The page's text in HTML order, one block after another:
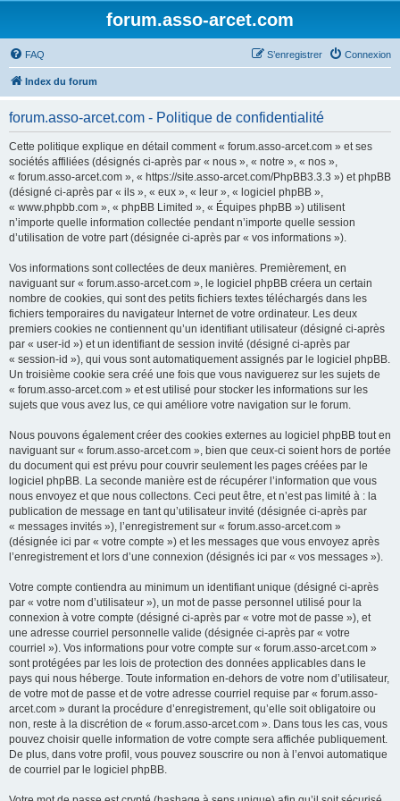
forum.asso-arcet.com
FAQ Connexion
S’enregistrer
Index du forum
forum.asso-arcet.com - Politique de confidentialité
Cette politique explique en détail comment « forum.asso-arcet.com » et ses
sociétés affiliées (désignés ci-après par « nous », « notre », « nos »,
« forum.asso-arcet.com », « https://site.asso-arcet.com/PhpBB3.3.3 ») et phpBB
(désigné ci-après par « ils », « eux », « leur », « logiciel phpBB »,
« www.phpbb.com », « phpBB Limited », « Équipes phpBB ») utilisent
n’importe quelle information collectée pendant n’importe quelle session
d’utilisation de votre part (désignée ci-après par « vos informations »).
Vos informations sont collectées de deux manières. Premièrement, en
naviguant sur « forum.asso-arcet.com », le logiciel phpBB créera un certain
nombre de cookies, qui sont des petits fichiers textes téléchargés dans les
fichiers temporaires du navigateur Internet de votre ordinateur. Les deux
premiers cookies ne contiennent qu’un identifiant utilisateur (désigné ci-après
par « user-id ») et un identifiant de session invité (désigné ci-après par
« session-id »), qui vous sont automatiquement assignés par le logiciel phpBB.
Un troisième cookie sera créé une fois que vous naviguerez sur les sujets de
« forum.asso-arcet.com » et est utilisé pour stocker les informations sur les
sujets que vous avez lus, ce qui améliore votre navigation sur le forum.
Nous pouvons également créer des cookies externes au logiciel phpBB tout en
naviguant sur « forum.asso-arcet.com », bien que ceux-ci soient hors de portée
du document qui est prévu pour couvrir seulement les pages créées par le
logiciel phpBB. La seconde manière est de récupérer l’information que vous
nous envoyez et que nous collectons. Ceci peut être, et n’est pas limité à : la
publication de message en tant qu’utilisateur invité (désignée ci-après par
« messages invités »), l’enregistrement sur « forum.asso-arcet.com »
(désignée ici par « votre compte ») et les messages que vous envoyez après
l’enregistrement et lors d’une connexion (désignés ici par « vos messages »).
Votre compte contiendra au minimum un identifiant unique (désigné ci-après
par « votre nom d’utilisateur »), un mot de passe personnel utilisé pour la
connexion à votre compte (désigné ci-après par « votre mot de passe »), et
une adresse courriel personnelle valide (désignée ci-après par « votre
courriel »). Vos informations pour votre compte sur « forum.asso-arcet.com »
sont protégées par les lois de protection des données applicables dans le
pays qui nous héberge. Toute information en-dehors de votre nom d’utilisateur,
de votre mot de passe et de votre adresse courriel requise par « forum.asso-
arcet.com » durant la procédure d’enregistrement, qu’elle soit obligatoire ou
non, reste à la discrétion de « forum.asso-arcet.com ». Dans tous les cas, vous
pouvez choisir quelle information de votre compte sera affichée publiquement.
De plus, dans votre profil, vous pouvez souscrire ou non à l’envoi automatique
de courriel par le logiciel phpBB.